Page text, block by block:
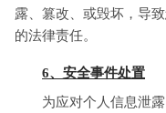
露、篡改、或毁坏，导
的法律责任。
6、安全事件处置
为应对个人信息泄